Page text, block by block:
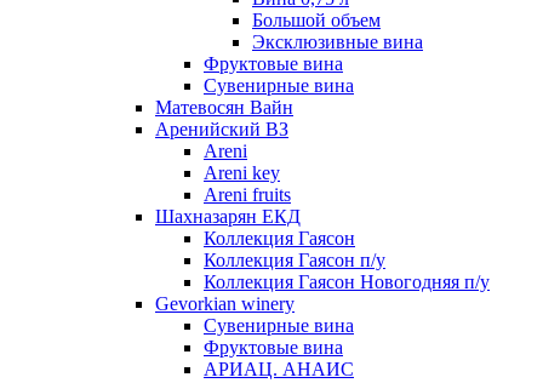
Большой объем
Эксклюзивные вина
Фруктовые вина
Cувенирные вина
Матевосян Вайн
Аренийский ВЗ
Areni
Areni key
Areni fruits
Шахназарян ЕКД
Коллекция Гаясон
Коллекция Гаясон п/у
Коллекция Гаясон Новогодняя п/у
Gevorkian winery
Сувенирные вина
Фруктовые вина
АРИАЦ. АНАИС